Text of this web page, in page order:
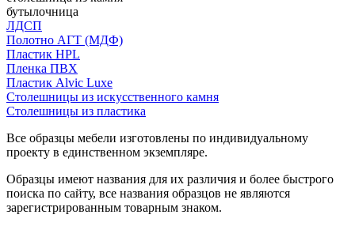
бутылочница
ЛДСП
Полотно АГТ (МДФ)
Пластик HPL
Пленка ПВХ
Пластик Alvic Luxe
Столешницы из искусственного камня
Столешницы из пластика
Все образцы мебели изготовлены по индивидуальному
проекту в единственном экземпляре.
Образцы имеют названия для их различия и более быстрого
поиска по сайту, все названия образцов не являются
зарегистрированным товарным знаком.